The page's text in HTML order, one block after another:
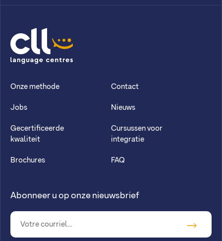
CLL
Onze methode
Jobs
Gecertificeerde
kwaliteit
Brochures
Contact
Nieuws
Cursussen voor
integratie
FAQ
Abonneer u op onze nieuwsbrief